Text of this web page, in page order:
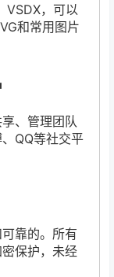
VSDX，可以
和常用图片
、管理团队
QQ等社交平
靠的。所有
保护，未经